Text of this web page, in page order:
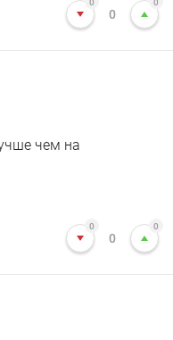
0
0
0
чем на
0
0
0